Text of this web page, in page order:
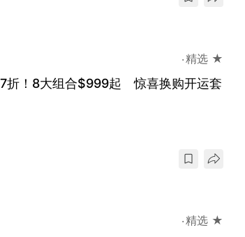
精选 ★
折！8大组合$999起 惊喜换购开运套
精选 ★